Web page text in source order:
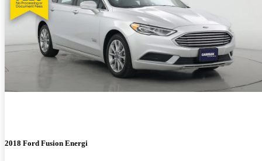
2018 Ford Fusion Energi